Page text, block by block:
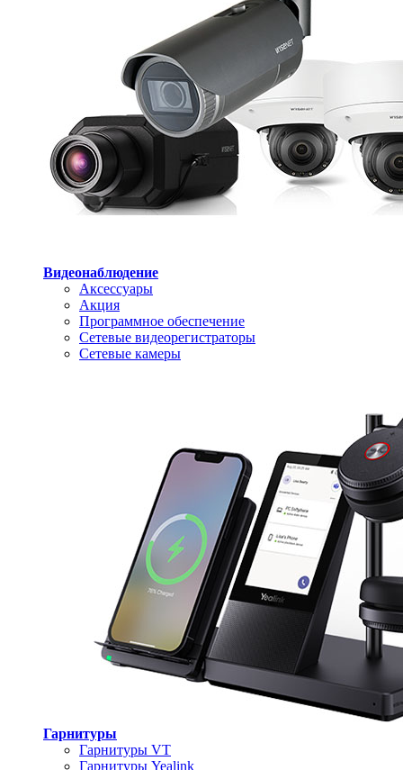
Видеонаблюдение
Аксессуары
Акция
Программное обеспечение
Сетевые видеорегистраторы
Сетевые камеры
Гарнитуры
Гарнитуры VT
Гарнитуры Yealink